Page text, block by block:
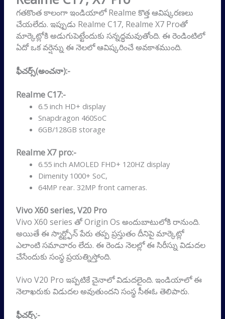
గతకొంత కాలంగా ఇండియాలో Realme కొత్త ఆవిష్కరణలు
చేయలేదు. ఇప్పుడు Realme C17, Realme X7 Proతో
మార్కెట్లోకి అడుగుపెట్టేందుకు సన్నద్ధమవుతోంది. ఈ రెండింటిలో
ఏదో ఒక వర్షెన్ను ఈ నెలలో ఆవిష్కరించే అవకాశముంది.
ఫీచర్స్(అంచనా):-
Realme C17:-
6.5 inch HD+ display
Snapdragon 460SoC
6GB/128GB storage
Realme X7 pro:-
6.55 inch AMOLED FHD+ 120HZ display
Dimenity 1000+ SoC,
64MP rear. 32MP front cameras.
Vivo X60 series, V20 Pro
Vivo X60 series తో Origin Os అందుబాటులోకి రానుంది.
అయితే ఈ స్మార్ట్ఫోన్ పేరు తప్ప ప్రస్తుతం దీనిపై మార్కెట్లో
ఎలాంటి సమాచారం లేదు. ఈ రెండు నెలల్లో ఈ సిరీస్ను విడుదల
చేసేందుకు సంస్థ ప్రయత్నిస్తోంది.
Vivo V20 Pro ఇప్పటికే చైనాలో విడుదలైంది. ఇండియాలో ఈ
నెలాఖరుకు విడుదల అవుతుందని సంస్థ సీఈఓ తెలిపారు.
ఫీచర్స్:-